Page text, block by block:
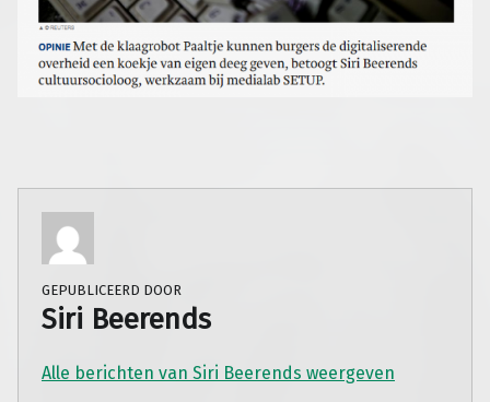
GEPUBLICEERD DOOR
Siri Beerends
Alle berichten van Siri Beerends weergeven